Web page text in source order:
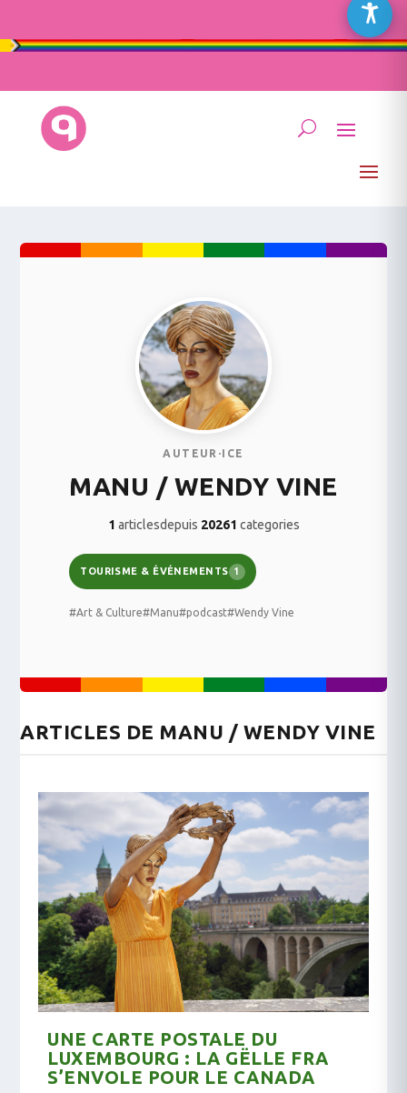
AUTEUR·ICE
MANU / WENDY VINE
1 articlesdepuis 20261 categories
TOURISME & ÉVÉNEMENTS 1
#Art & Culture#Manu#podcast#Wendy Vine
ARTICLES DE MANU / WENDY VINE
UNE CARTE POSTALE DU
LUXEMBOURG : LA GËLLE FRA
S’ENVOLE POUR LE CANADA